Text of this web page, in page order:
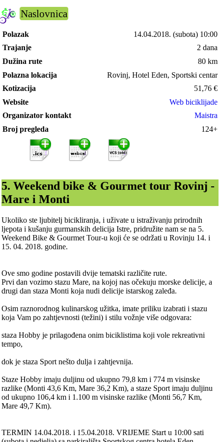
Naslovnica
Polazak 14.04.2018. (subota) 10:00
Trajanje
2 dana
Dužina rute
80 km
Polazna lokacija
Rovinj, Hotel Eden, Sportski centar
Kotizacija
51,76 €
Website
Web biciklijade
Organizator kontakt
Maistra
Broj pregleda
124+
5. Weekend bike & Gourmet tour Rovinj -
Mare i Monti
Ukoliko ste ljubitelj bicikliranja, i uživate u istraživanju prirodnih
ljepota i kušanju gurmanskih delicija Istre, pridružite nam se na 5.
Weekend Bike & Gourmet Tour-u koji će se održati u Rovinju 14. i
15. 04. 2018. godine.
Ove smo godine postavili dvije tematski različite rute.
Prvi dan vozimo stazu Mare, na kojoj nas očekuju morske delicije, a
drugi dan staza Monti koja nudi delicije istarskog zaleđa.
Osim raznorodnog kulinarskog užitka, imate priliku izabrati i stazu
koja Vam po zahtjevnosti (težini) i stilu vožnje više odgovara:
staza Hobby je prilagođena onim biciklistima koji vole rekreativni
tempo,
dok je staza Sport nešto dulja i zahtjevnija.
Staze Hobby imaju duljinu od ukupno 79,8 km i 774 m visinske
razlike (Monti 43,6 Km, Mare 36,2 Km), a staze Sport imaju duljinu
od ukupno 106,4 km i 1.100 m visinske razlike (Monti 56,7 Km,
Mare 49,7 Km).
TERMIN 14.04.2018. i 15.04.2018. VRIJEME Start u 10:00 sati